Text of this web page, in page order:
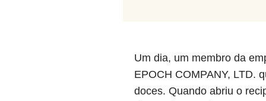
Um dia, um membro da
EPOCH COMPANY, LTD.
doces. Quando abriu o